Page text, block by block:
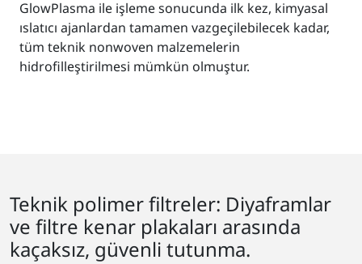
GlowPlasma ile işleme sonucunda ilk kez, kimyasal
ıslatıcı ajanlardan tamamen vazgeçilebilecek kadar,
tüm teknik nonwoven malzemelerin
hidrofilleştirilmesi mümkün olmuştur.
Teknik polimer filtreler: Diyaframlar
ve filtre kenar plakaları arasında
kaçaksız, güvenli tutunma.